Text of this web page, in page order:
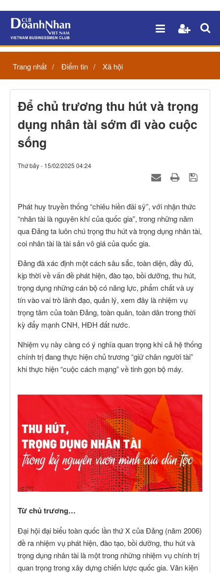
Trang nhất Điểm tin Xã hội
Để chủ trương thu hút và trọng
dụng nhân tài sớm đi vào cuộc
sống
Thứ bảy - 15/02/2025 04:24
Phát huy truyền thống “chiêu hiền đãi sỹ”, với nhận thức
“nhân tài là nguyên khí của quốc gia”, trong những năm
qua Đảng ta luôn chú trọng thu hút và trọng dụng nhân tài,
coi nhân tài là tài sản vô giá của quốc gia.
Đảng đã xác định một cách sâu sắc, toàn diện, đầy đủ,
kịp thời về vấn đề phát hiện, đào tạo, bồi dưỡng, thu hút,
trọng dụng những cán bộ có năng lực, phẩm chất và uy
tín vào vai trò lãnh đạo, quản lý, xem đây là nhiệm vụ
trọng tâm của toàn Đảng, toàn quân, toàn dân trong thời
kỳ đẩy mạnh CNH, HĐH đất nước.
Nhiệm vụ này càng có ý nghĩa quan trọng khi cả hệ thống
chính trị đang thực hiện chủ trương “giữ chân người tài”
khi thực hiện “cuộc cách mạng” về tinh gọn bộ máy.
Từ chủ trương…
Đại hội đại biểu toàn quốc lần thứ X của Đảng (năm 2006)
đề ra nhiệm vụ phát hiện, đào tạo, bồi dưỡng, thu hút và
trọng dụng nhân tài là một trong những nhiệm vụ chính trị
quan trọng trong xây dựng chiến lược quốc gia. Văn kiện